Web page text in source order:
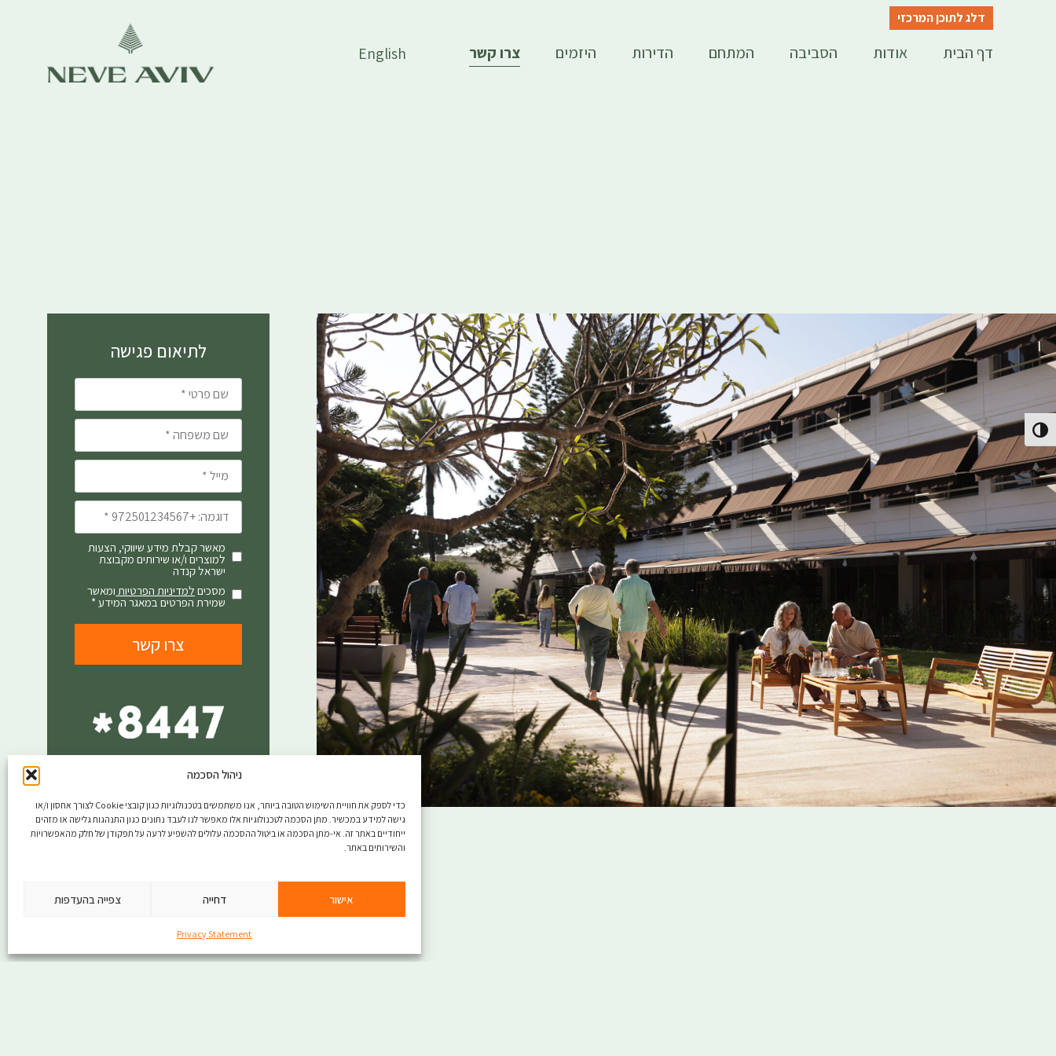
ניהול הסכמה
כדי לספק את חוויית השימוש הטובה ביותר, אנו משתמשים בטכנולוגיות כגון קובצי Cookie לצורך אחסון ו/או
גישה למידע במכשיר. מתן הסכמה לטכנולוגיות אלו מאפשר לנו לעבד נתונים כגון התנהגות גלישה או מזהים
ייחודיים באתר זה. אי-מתן הסכמה או ביטול ההסכמה עלולים להשפיע לרעה על תפקודן של חלק מהאפשרויות
והשירותים באתר.
אישור דחייה צפייה בהעדפות
Privacy Statement
הפעל/כבה ניגודיות גבוהה
דלג לתוכן המרכזי
דף הבית אודות הסביבה המתחם הדירות היזמים צרו קשר English
לתיאום פגישה
שם פרטי *
שם משפחה *
דואר אלקטרוני *
טלפון *
מאשר קבלת מידע שיווקי, הצעות
למוצרים ו/או שירותים מקבוצת
ישראל קנדה
מסכים למדיניות הפרטיות ומאשר
שמירת הפרטים במאגר המידע *
כתובתינו:
דרך האביב 7, כפר שמריהו